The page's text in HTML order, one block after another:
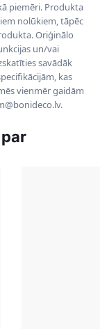
piemēri. Produkta
nolūkiem, tāpēc
Oriģinālo
un/vai
savādāk
kas
vienmēr gaidām